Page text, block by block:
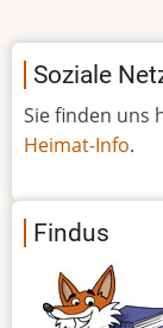
Soziale
Sie finden uns
Heimat-Info.
Findus